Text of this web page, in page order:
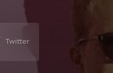
Twitter